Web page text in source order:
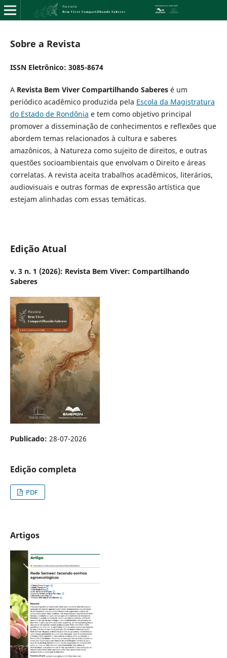
Sobre a Revista
ISSN Eletrônico: 3085-8674
A Revista Bem Viver Compartilhando Saberesé um
periódico acadêmico produzida pela Escola da Magistratura
do Estado de Rondônia e tem como objetivo principal
promover a disseminação de conhecimentos e reflexões que
abordem temas relacionados à cultura e saberes
amazônicos, à Natureza como sujeito de direitos, e outras
questões socioambientais que envolvam o Direito e áreas
correlatas. A revista aceita trabalhos acadêmicos, literários,
audiovisuais e outras formas de expressão artística que
estejam alinhadas com essas temáticas.
Edição Atual
v. 3 n. 1 (2026): Revista Bem Viver: Compartilhando
Saberes
Publicado: 28-07-2026
Edição completa
PDF
Artigos